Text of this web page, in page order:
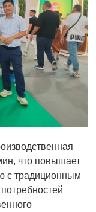
что повышает
с традиционным